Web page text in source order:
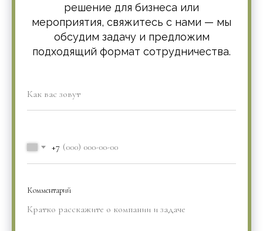
решение для бизнеса или
мероприятия, свяжитесь с нами — мы
обсудим задачу и предложим
подходящий формат сотрудничества.
+7
Комментарий